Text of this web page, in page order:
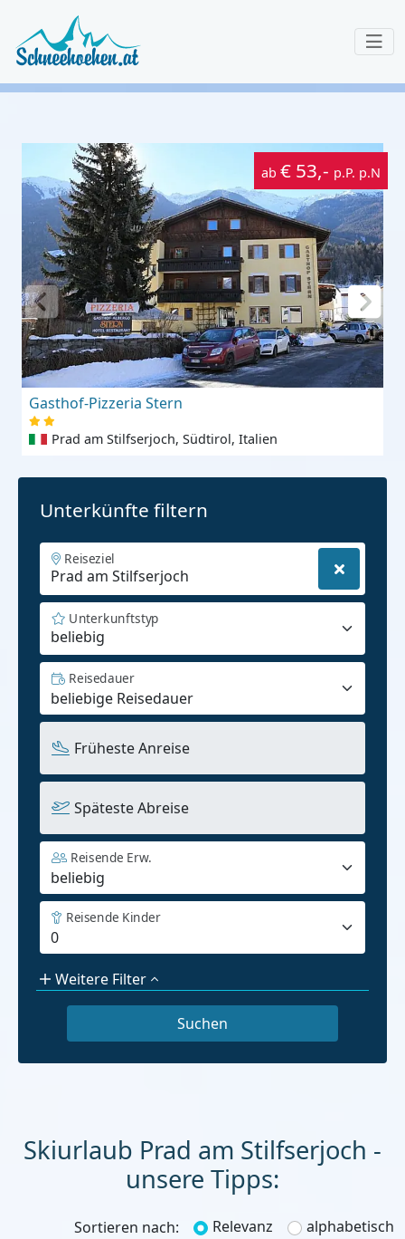
ab € 53,- p.P. p.N
Gasthof-Pizzeria Stern
Prad am Stilfserjoch, Südtirol, Italien
Unterkünfte filtern
Reiseziel
beliebig
Unterkunftstyp
Reisedauer
Früheste Anreise
Späteste Abreise
Reisende Erw.
Reisende Kinder
Weitere Filter
Skiurlaub
Sortieren nach: Relevanz
alphabetisch